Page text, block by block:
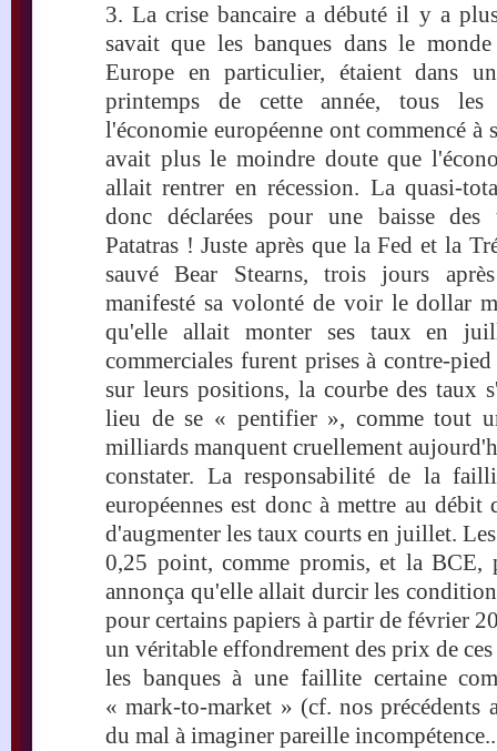
3. La crise bancaire a débuté il y a
savait que les banques dans le
Europe en particulier, étaient dans
printemps de cette année, tous les
l'économie européenne ont commencé
avait plus le moindre doute que
allait rentrer en récession. La quasi-
donc déclarées pour une baisse
Patatras ! Juste après que la Fed et la
sauvé Bear Stearns, trois jours
manifesté sa volonté de voir le dollar
qu'elle allait monter ses taux en
commerciales furent prises à contre-
sur leurs positions, la courbe des taux
lieu de se « pentifier », comme tout
milliards manquent cruellement
constater. La responsabilité de la
européennes est donc à mettre au débit
d'augmenter les taux courts en juillet.
0,25 point, comme promis, et la BCE,
annonça qu'elle allait durcir les
pour certains papiers à partir de février
un véritable effondrement des prix de ces
les banques à une faillite certaine
« mark-to-market » (cf. nos précédents
du mal à imaginer pareille